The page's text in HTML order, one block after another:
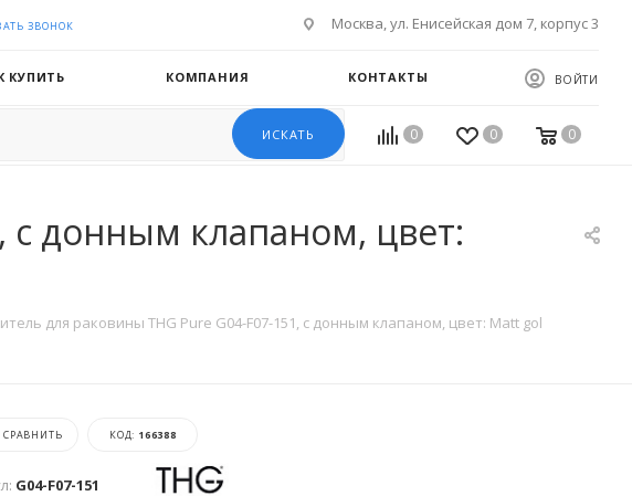
ЗВОНОК Москва, ул. Енисейская дом 7, корпус 3
КУПИТЬ КОМПАНИЯ КОНТАКТЫ ВОЙТИ
ИСКАТЬ 0 0 0
с донным клапаном, цвет:
для раковины THG Pure G04-F07-151, с донным клапаном, цвет: Matt gol
СРАВНИТЬ КОД: 166388
G04-F07-151